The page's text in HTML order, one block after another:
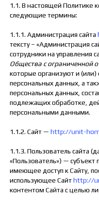
1.1. В настоящей Политике
следующие термины:
1.1.1. Администрация сайта
тексту – «Администрация
сотрудники на управления
Общества с ограниченной
которые организуют и (или)
персональных данных, а
персональных данных,
подлежащих обработке,
персональными данными.
1.1.2. Сайт — http://unit-
1.1.3. Пользователь сайта
«Пользователь») —
имеющее доступ к Сайту,
использующее Сайтhttp://
контентом Сайта с целью